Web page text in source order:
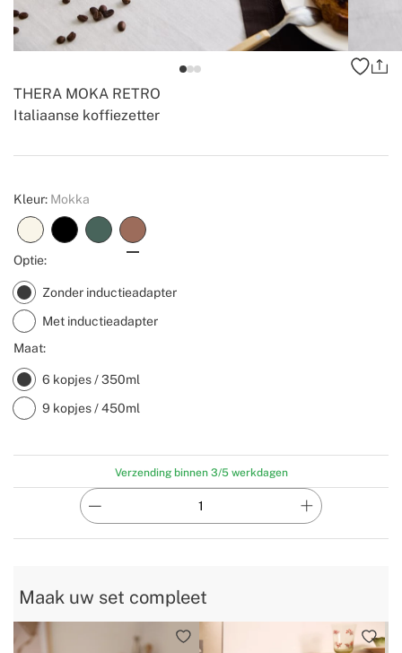
Italiaanse koffiezetter
THERA MOKA RETRO
Create
Kleur: Mokka
Optie:
Zonder inductieadapter
Met inductieadapter
Maat:
6 kopjes / 350ml
9 kopjes / 450ml
Verzending binnen 3/5 werkdagen
Maak uw set compleet